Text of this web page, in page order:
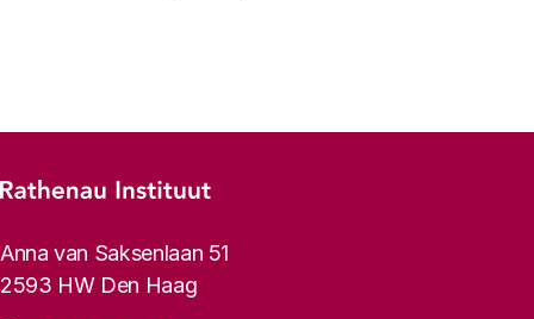
Footer-menu
Rathenau logo, naar de homepage
Contactinformatie
Anna van Saksenlaan 51
2593 HW Den Haag